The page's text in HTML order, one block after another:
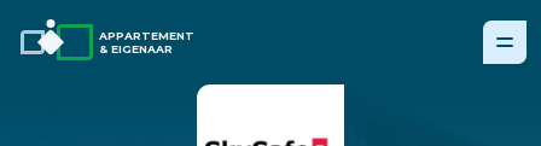
APPARTEMENT
& EIGENAAR